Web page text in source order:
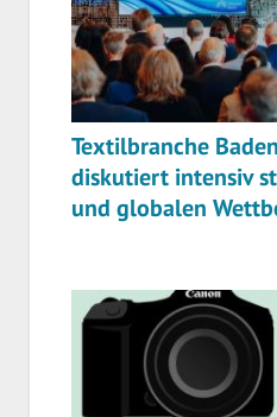
Textilbranche
diskutiert intensiv
und globalen